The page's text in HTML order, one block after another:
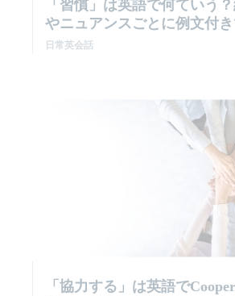
「習慣」は英語で何ていう
やニュアンスごとに例文付
日常英会話
「協力する」は英語で